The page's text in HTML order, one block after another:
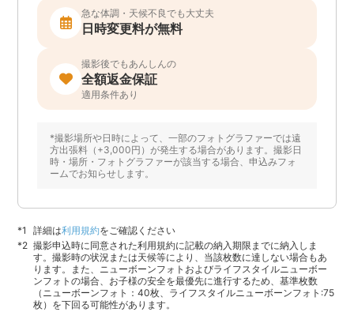
急な体調・天候不良でも大丈夫
日時変更料が無料
撮影後でもあんしんの
全額返金保証
適用条件あり
*撮影場所や日時によって、一部のフォトグラファーでは遠
方出張料（+3,000円）が発生する場合があります。撮影日
時・場所・フォトグラファーが該当する場合、申込みフォ
ームでお知らせします。
詳細は利用規約をご確認ください
撮影申込時に同意された利用規約に記載の納入期限までに納入しま
す。撮影時の状況または天候等により、当該枚数に達しない場合もあ
ります。また、ニューボーンフォトおよびライフスタイルニューボー
ンフォトの場合、お子様の安全を最優先に進行するため、基準枚数
（ニューボーンフォト：40枚、ライフスタイルニューボーンフォト:75
枚）を下回る可能性があります。